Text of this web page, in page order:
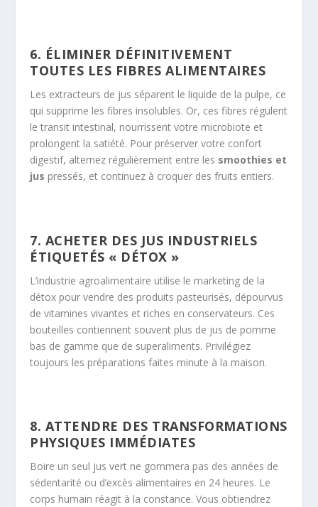
6. ÉLIMINER DÉFINITIVEMENT
TOUTES LES FIBRES ALIMENTAIRES
Les extracteurs de jus séparent le liquide de la pulpe, ce
qui supprime les fibres insolubles. Or, ces fibres régulent
le transit intestinal, nourrissent votre microbiote et
prolongent la satiété. Pour préserver votre confort
digestif, alternez régulièrement entre les smoothies et
jus pressés, et continuez à croquer des fruits entiers.
7. ACHETER DES JUS INDUSTRIELS
ÉTIQUETÉS « DÉTOX »
L’industrie agroalimentaire utilise le marketing de la
détox pour vendre des produits pasteurisés, dépourvus
de vitamines vivantes et riches en conservateurs. Ces
bouteilles contiennent souvent plus de jus de pomme
bas de gamme que de superaliments. Privilégiez
toujours les préparations faites minute à la maison.
8. ATTENDRE DES TRANSFORMATIONS
PHYSIQUES IMMÉDIATES
Boire un seul jus vert ne gommera pas des années de
sédentarité ou d’excès alimentaires en 24 heures. Le
corps humain réagit à la constance. Vous obtiendrez